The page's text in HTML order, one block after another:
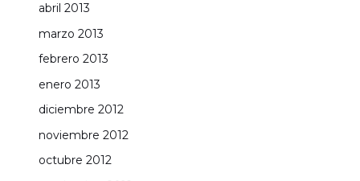
abril 2013
marzo 2013
febrero 2013
enero 2013
diciembre 2012
noviembre 2012
octubre 2012